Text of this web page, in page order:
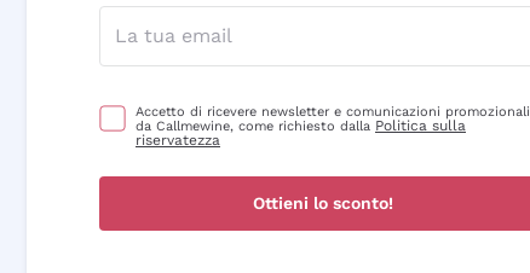
Accetto di ricevere newsletter e comunicazioni promozionali
da Callmewine, come richiesto dalla Politica sulla
riservatezza
Ottieni lo sconto!